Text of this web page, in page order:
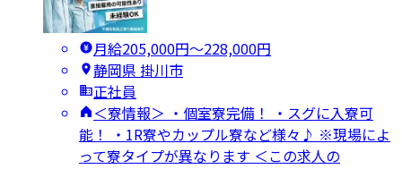
月給205,000円〜228,000円
静岡県 掛川市
正社員
＜寮情報＞ ・個室寮完備！ ・スグに入寮可
能！ ・1R寮やカップル寮など様々♪ ※現場によ
って寮タイプが異なります ＜この求人の